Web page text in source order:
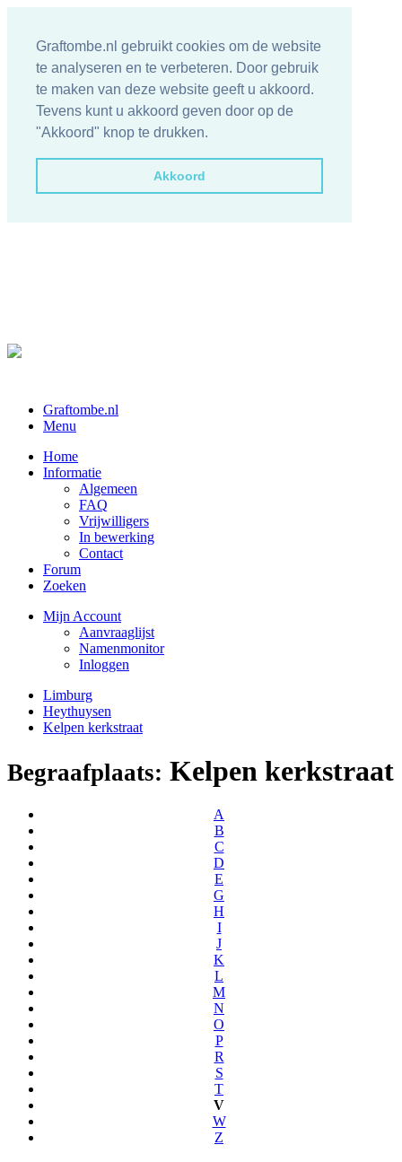
Graftombe.nl gebruikt cookies om de website
te analyseren en te verbeteren. Door gebruik
te maken van deze website geeft u akkoord.
Tevens kunt u akkoord geven door op de
"Akkoord" knop te drukken.
Akkoord
Graftombe.nl
Menu
Home
Informatie
Algemeen
FAQ
Vrijwilligers
In bewerking
Contact
Forum
Zoeken
Mijn Account
Aanvraaglijst
Namenmonitor
Inloggen
Limburg
Heythuysen
Kelpen kerkstraat
Begraafplaats: Kelpen kerkstraat
A
B
C
D
E
G
H
I
J
K
L
M
N
O
P
R
S
T
V
W
Z